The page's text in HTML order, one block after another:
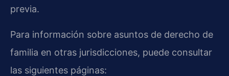
previa.
Para información sobre asuntos de derecho de
familia en otras jurisdicciones, puede consultar
las siguientes páginas: